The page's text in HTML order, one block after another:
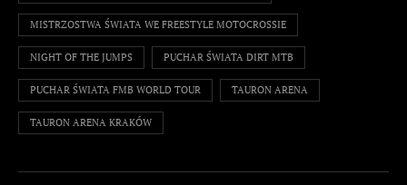
MISTRZOSTWA ŚWIATA WE FREESTYLE MOTOCROSSIE
NIGHT OF THE JUMPS PUCHAR ŚWIATA DIRT MTB
PUCHAR ŚWIATA FMB WORLD TOUR TAURON ARENA
TAURON ARENA KRAKÓW